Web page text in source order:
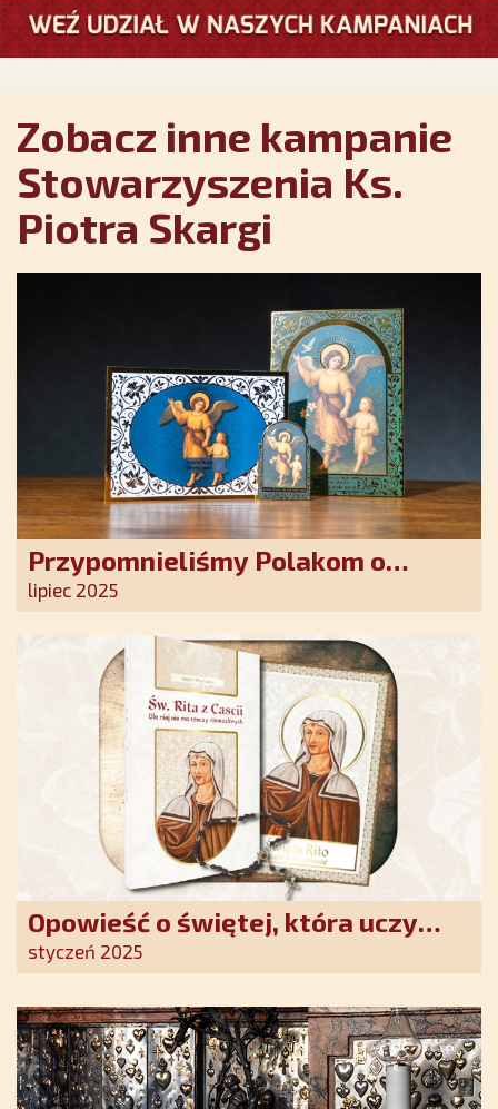
Zobacz inne kampanie
Stowarzyszenia Ks.
Piotra Skargi
Przypomnieliśmy Polakom o
obecności Anioła Stróża!
lipiec 2025
Opowieść o świętej, która uczy
szczerego oddania się Bogu.
nadziei w XXI wieku
styczeń 2025